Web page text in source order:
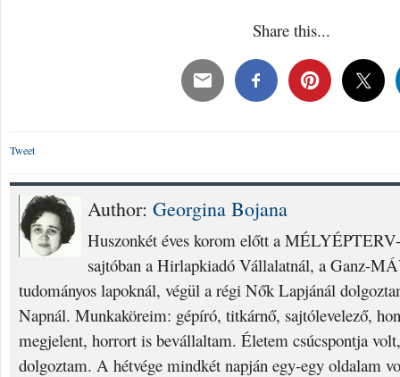
Share this...
Tweet
Author: Georgina Bojana
Huszonkét éves korom előtt a
sajtóban a Hirlapkiadó Vállalatnál, a Ganz-
tudományos lapoknál, végül a régi Nők Lapjánál
Napnál. Munkaköreim: gépíró, titkárnő, sajtólevelező,
megjelent, horrort is bevállaltam. Életem csúcspontja
dolgoztam. A hétvége mindkét napján egy-egy oldalam